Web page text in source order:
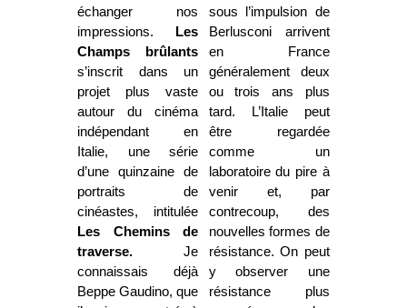
échanger nos
impressions. Les
Champs brûlants
s’inscrit dans un
projet plus vaste
autour du cinéma
indépendant en
Italie, une série
d’une quinzaine de
portraits de
cinéastes, intitulée
Les Chemins de
traverse. Je
connaissais déjà
Beppe Gaudino, que
sous l’impulsion de
Berlusconi arrivent
en France
généralement deux
ou trois ans plus
tard. L’Italie peut
être regardée
comme un
laboratoire du pire à
venir et, par
contrecoup, des
nouvelles formes de
résistance. On peut
y observer une
résistance plus